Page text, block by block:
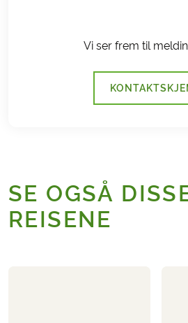
Vi ser frem til
SE OGSÅ
REISENE